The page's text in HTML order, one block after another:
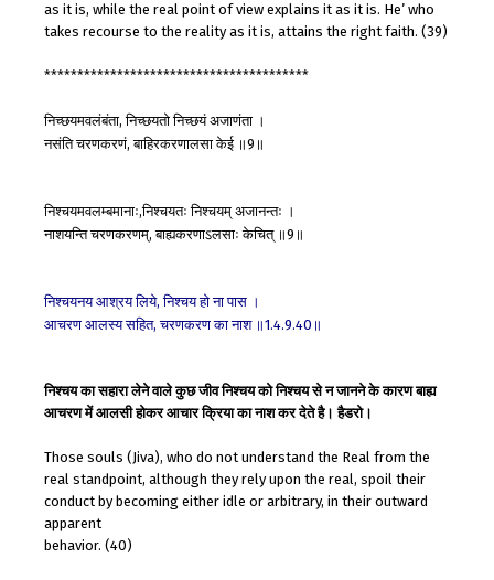
as it is, while the real point of view explains it as it is. He’ who
takes recourse to the reality as it is, attains the right faith. (39)
****************************************
निच्छयमवलंबंता,निच्छयतोनिच्छयंअजाणंता ।
नसंतिचरणकरणं,बाहिरकरणालसाकेई ॥9 ॥
निश्चयमवलम्बमानाः,निश्चयतः निश्चयम्अजानन्तः ।
नाशयन्तिचरणकरणम्,बाह्यकरणाऽलसाः केचित् ॥9 ॥
निश्चयनयआश्रयलिये,निश्चयहोनापास ।
आचरणआलस्यसहित,चरणकरणकानाश ॥1.4.9.40 ॥
निश्चय का सहारा लेने वाले कुछ जीव निश्चय को निश्चय से न जानने के कारण बाह्य
आचरण में आलसी होकर आचार क्रिया का नाश कर देते है। हैडरो।
Those souls (Jiva), who do not understand the Real from the
real standpoint, although they rely upon the real, spoil their
conduct by becoming either idle or arbitrary, in their outward
apparent
behavior. (40)